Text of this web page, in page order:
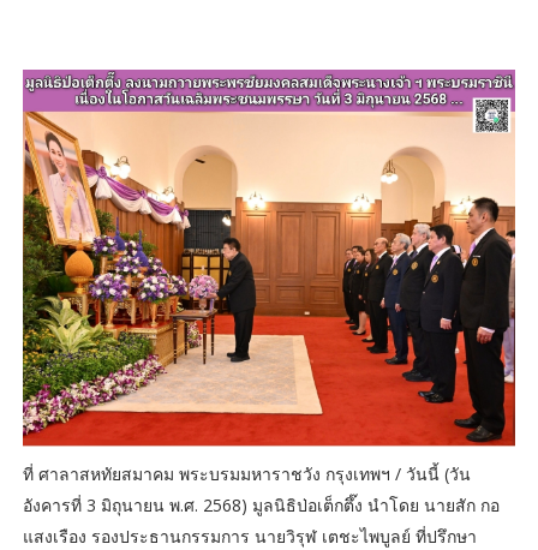
ที่ ศาลาสหทัยสมาคม พระบรมมหาราชวัง กรุงเทพฯ / วันนี้ (วัน
อังคารที่ 3 มิถุนายน พ.ศ. 2568) มูลนิธิป่อเต็กตึ๊ง นำโดย นายสัก กอ
แสงเรือง รองประธานกรรมการ นายวิรุฬ เตชะไพบูลย์ ที่ปรึกษา